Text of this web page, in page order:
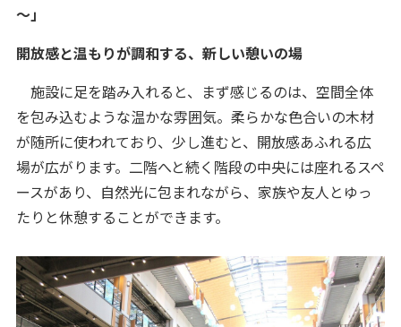
～」
開放感と温もりが調和する、新しい憩いの場
施設に足を踏み入れると、まず感じるのは、空間全体
を包み込むような温かな雰囲気。柔らかな色合いの木材
が随所に使われており、少し進むと、開放感あふれる広
場が広がります。二階へと続く階段の中央には座れるスペ
ースがあり、自然光に包まれながら、家族や友人とゆっ
たりと休憩することができます。